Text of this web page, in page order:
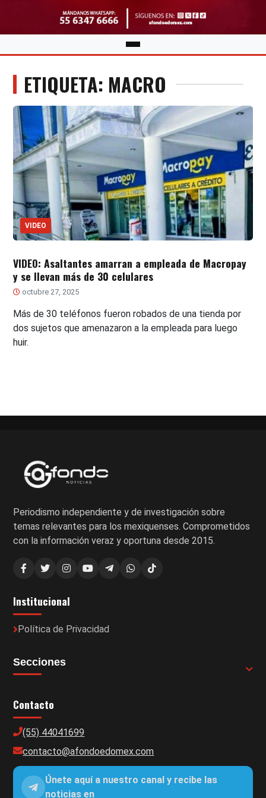
ETIQUETA: MACRO
VIDEO
VIDEO: Asaltantes amarran a empleada de Macropay
y se llevan más de 30 celulares
octubre 27, 2025
Más de 30 teléfonos fueron robados de una tienda por
dos sujetos que amenazaron a la empleada para luego
huir.
Periodismo independiente y de investigación sobre
temas relevantes para los mexiquenses. Comprometidos
con la información veraz y oportuna desde 2015.
Institucional
Política de Privacidad
Secciones
Contacto
(55) 44041699
contacto@afondoedomex.com
Únete aquí a nuestro canal y recibe las
noticias en